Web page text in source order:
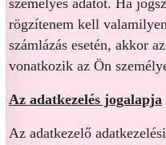
személyes adatot. Ha
rögzítenem kell
számlázás esetén, akkor
vonatkozik az Ön
Az adatkezelés jogalapja
Az adatkezelő